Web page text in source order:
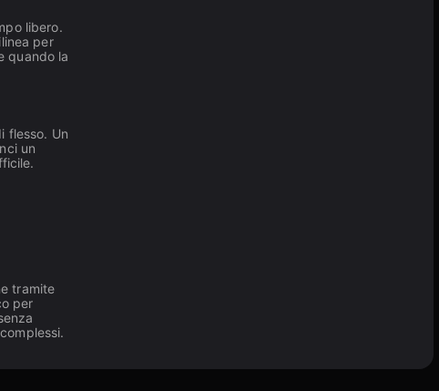
libero.
per
quando la
flesso. Un
un
tramite
per